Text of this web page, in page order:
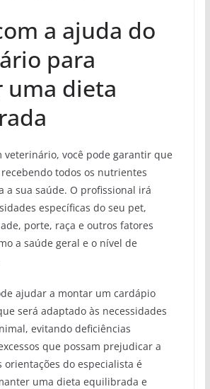
a ajuda do
para
uma dieta
veterinário, você pode garantir que
todos os nutrientes
a sua saúde. O profissional irá
específicas do seu pet,
porte, raça e outros fatores
a saúde geral e o nível de
ajudar a montar um cardápio
será adaptado às necessidades
evitando deficiências
que possam prejudicar a
orientações do especialista é
uma dieta equilibrada e